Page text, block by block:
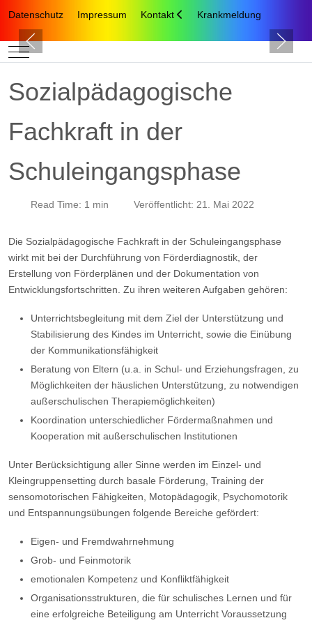
Datenschutz Impressum Kontakt Krankmeldung
Mobile Menu Toggle
Sozialpädagogische
Fachkraft in der
Schuleingangsphase
Read Time: 1 min Veröffentlicht: 21. Mai 2022
Die Sozialpädagogische Fachkraft in der Schuleingangsphase
wirkt mit bei der Durchführung von Förderdiagnostik, der
Erstellung von Förderplänen und der Dokumentation von
Entwicklungsfortschritten. Zu ihren weiteren Aufgaben gehören:
Unterrichtsbegleitung mit dem Ziel der Unterstützung und
Stabilisierung des Kindes im Unterricht, sowie die Einübung
der Kommunikationsfähigkeit
Beratung von Eltern (u.a. in Schul- und Erziehungsfragen, zu
Möglichkeiten der häuslichen Unterstützung, zu notwendigen
außerschulischen Therapiemöglichkeiten)
Koordination unterschiedlicher Fördermaßnahmen und
Kooperation mit außerschulischen Institutionen
Unter Berücksichtigung aller Sinne werden im Einzel- und
Kleingruppensetting durch basale Förderung, Training der
sensomotorischen Fähigkeiten, Motopädagogik, Psychomotorik
und Entspannungsübungen folgende Bereiche gefördert:
Eigen- und Fremdwahrnehmung
Grob- und Feinmotorik
emotionalen Kompetenz und Konfliktfähigkeit
Organisationsstrukturen, die für schulisches Lernen und für
eine erfolgreiche Beteiligung am Unterricht Voraussetzung